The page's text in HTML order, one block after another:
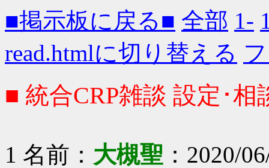
■掲示板に戻る■ 全部 1-
read.htmlに切り替える
■ 統合CRP雑談 設定･相
1 名前： 大槻聖 ：2020/